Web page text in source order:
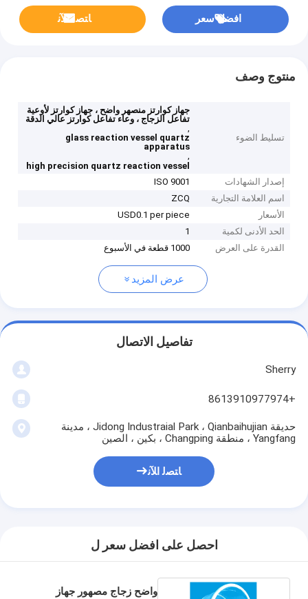
افضل سعر ﺎﺘﺼﻟ ﺍﻶﻧ
منتوج وصف
تسليط الضوء
جهاز كوارتز منصهر واضح ، جهاز كوارتز لأوعية
تفاعل الزجاج ، وعاء تفاعل كوارتز عالي الدقة
,
glass reaction vessel quartz
apparatus
,
high precision quartz reaction vessel
إصدار الشهادات
ISO 9001
اسم العلامة التجارية
ZCQ
الأسعار
USD0.1 per piece
الحد الأدنى لكمية
1
القدرة على العرض
1000 قطعة في الأسبوع
عرض المزيد
تفاصيل الاتصال
Sherry
+8613910977974
حديقة Jidong Industraial Park ، Qianbaihujian ، مدينة
Yangfang ، منطقة Changping ، بكين ، الصين
ﺎﺘﺼﻟ ﺍﻶﻧ
احصل على افضل سعر ل
واضح زجاج مصهور جهاز